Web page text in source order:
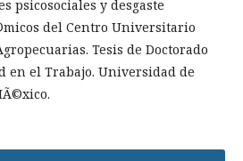
psicosociales y desgaste
del Centro Universitario
Tesis de Doctorado
en el Trabajo. Universidad de